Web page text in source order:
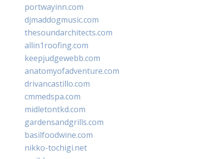
portwayinn.com
djmaddogmusic.com
thesoundarchitects.com
allin1roofing.com
keepjudgewebb.com
anatomyofadventure.com
drivancastillo.com
cmmedspa.com
midletontkd.com
gardensandgrills.com
basilfoodwine.com
nikko-tochigi.net